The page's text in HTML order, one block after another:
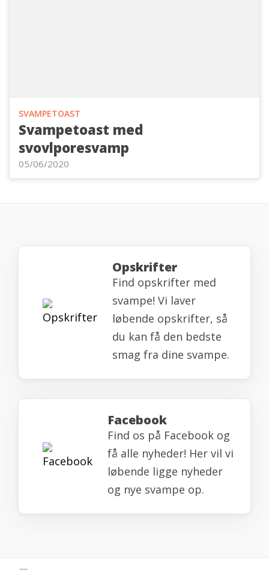
SVAMPETOAST
Svampetoast med
svovlporesvamp
05/06/2020
Opskrifter
Find opskrifter med
svampe! Vi laver
løbende opskrifter, så
du kan få den bedste
smag fra dine svampe.
Facebook
Find os på Facebook og
få alle nyheder! Her vil vi
løbende ligge nyheder
og nye svampe op.